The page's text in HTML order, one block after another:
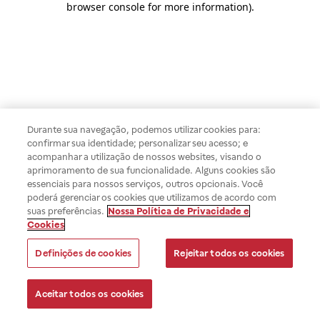
browser console for more information).
Durante sua navegação, podemos utilizar cookies para:
confirmar sua identidade; personalizar seu acesso; e
acompanhar a utilização de nossos websites, visando o
aprimoramento de sua funcionalidade. Alguns cookies são
essenciais para nossos serviços, outros opcionais. Você
poderá gerenciar os cookies que utilizamos de acordo com
suas preferências. Nossa Política de Privacidade e
Cookies
Definições de cookies Rejeitar todos os cookies
Aceitar todos os cookies